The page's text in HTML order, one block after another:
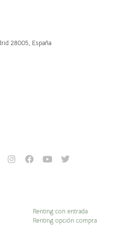
28005, España
Renting con entrada
Renting opción compra